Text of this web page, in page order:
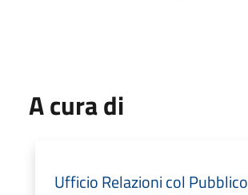
A cura di
Ufficio Relazioni col Pubblico